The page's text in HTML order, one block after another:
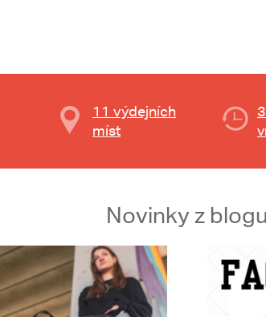
11 výdejních
míst
Novinky z blogu